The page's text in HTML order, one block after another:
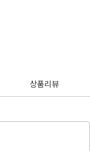
상품리뷰